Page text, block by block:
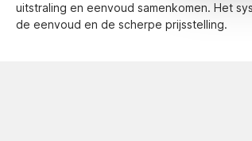
uitstraling en eenvoud samenkomen. Het
de eenvoud en de scherpe prijsstelling.